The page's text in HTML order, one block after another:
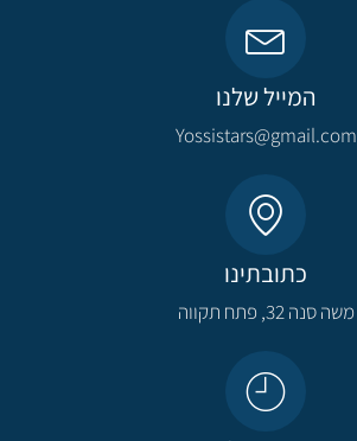
המייל שלנו
Yossistars@gmail.com​
כתובתינו
משה סנה 32, פתח תקווה​